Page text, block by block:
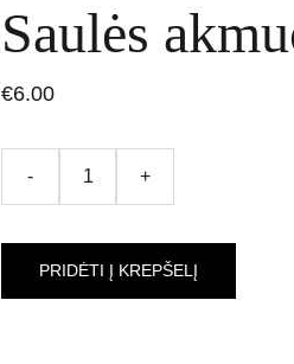
Saulės
€6.00
- +
PRIDĖTI Į KREPŠELĮ